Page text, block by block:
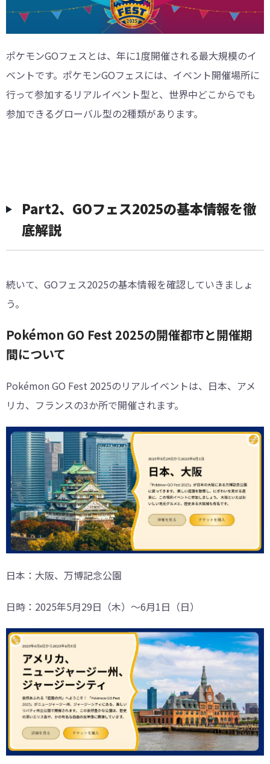
ポケモンGOフェスとは、年に1度開催される最大規模のイ
ベントです。ポケモンGOフェスには、イベント開催場所に
行って参加するリアルイベント型と、世界中どこからでも
参加できるグローバル型の2種類があります。
Part2、GOフェス2025の基本情報を徹
底解説
続いて、GOフェス2025の基本情報を確認していきましょ
う。
Pokémon GO Fest 2025の開催都市と開催期
間について
Pokémon GO Fest 2025のリアルイベントは、日本、アメ
リカ、フランスの3か所で開催されます。
日本：大阪、万博記念公園
日時：2025年5月29日（木）～6月1日（日）